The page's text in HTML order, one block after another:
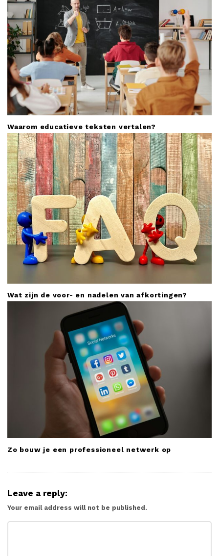
Waarom educatieve teksten vertalen?
Wat zijn de voor- en nadelen van afkortingen?
Zo bouw je een professioneel netwerk op
Leave a reply:
Your email address will not be published.